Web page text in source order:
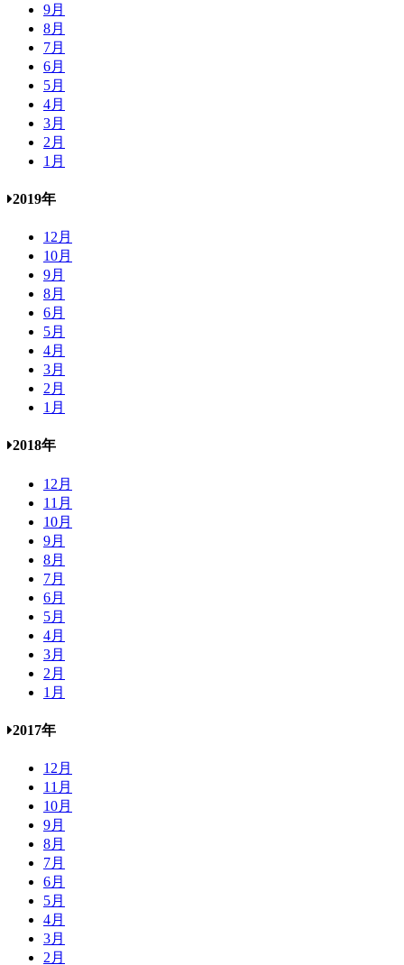
9月
8月
7月
6月
5月
4月
3月
2月
1月
2019年
12月
10月
9月
8月
6月
5月
4月
3月
2月
1月
2018年
12月
11月
10月
9月
8月
7月
6月
5月
4月
3月
2月
1月
2017年
12月
11月
10月
9月
8月
7月
6月
5月
4月
3月
2月